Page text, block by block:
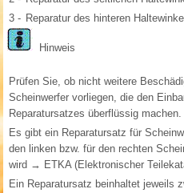
3 - Reparatur des hinteren
Hinweis
Prüfen Sie, ob nicht weitere
Scheinwerfer vorliegen, die den
Reparatursatzes überflüssig machen.
Es gibt ein Reparatursatz für
den linken bzw. für den rechten
wird → ETKA (Elektronischer
Ein Reparatursatz beinhaltet jeweils